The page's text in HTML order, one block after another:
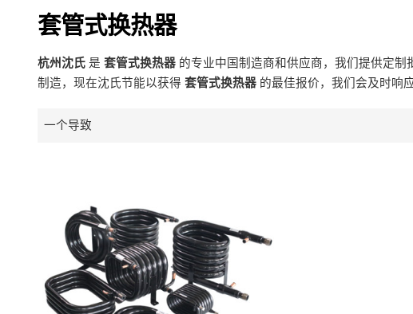
套管式换热器
杭州沈氏是 套管式换热器的专业中国制造商和供应商，我们提供定制
制造，现在沈氏节能以获得 套管式换热器的最佳报价，我们会及时响
一个导致